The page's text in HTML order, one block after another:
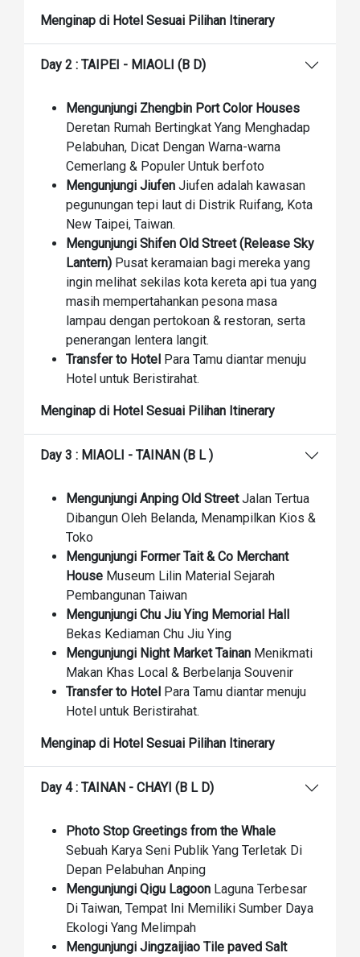
Menginap di Hotel Sesuai Pilihan Itinerary
Day 2 : TAIPEI - MIAOLI (B D)
Mengunjungi Zhengbin Port Color Houses
Deretan Rumah Bertingkat Yang Menghadap
Pelabuhan, Dicat Dengan Warna-warna
Cemerlang & Populer Untuk berfoto
Mengunjungi Jiufen Jiufen adalah kawasan
pegunungan tepi laut di Distrik Ruifang, Kota
New Taipei, Taiwan.
Mengunjungi Shifen Old Street (Release Sky
Lantern) Pusat keramaian bagi mereka yang
ingin melihat sekilas kota kereta api tua yang
masih mempertahankan pesona masa
lampau dengan pertokoan & restoran, serta
penerangan lentera langit.
Transfer to Hotel Para Tamu diantar menuju
Hotel untuk Beristirahat.
Menginap di Hotel Sesuai Pilihan Itinerary
Day 3 : MIAOLI - TAINAN (B L )
Mengunjungi Anping Old StreetJalan Tertua
Dibangun Oleh Belanda, Menampilkan Kios &
Toko
Mengunjungi Former Tait & Co Merchant
House Museum Lilin Material Sejarah
Pembangunan Taiwan
Mengunjungi Chu Jiu Ying Memorial Hall
Bekas Kediaman Chu Jiu Ying
Mengunjungi Night Market Tainan Menikmati
Makan Khas Local & Berbelanja Souvenir
Transfer to Hotel Para Tamu diantar menuju
Hotel untuk Beristirahat.
Menginap di Hotel Sesuai Pilihan Itinerary
Day 4 : TAINAN - CHAYI (B L D)
Photo Stop Greetings from the Whale
Sebuah Karya Seni Publik Yang Terletak Di
Depan Pelabuhan Anping
Mengunjungi Qigu Lagoon Laguna Terbesar
Di Taiwan, Tempat Ini Memiliki Sumber Daya
Ekologi Yang Melimpah
Mengunjungi Jingzaijiao Tile paved Salt